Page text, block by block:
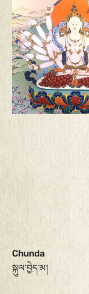
Chunda
སྐུལ་བྱེད་མ།